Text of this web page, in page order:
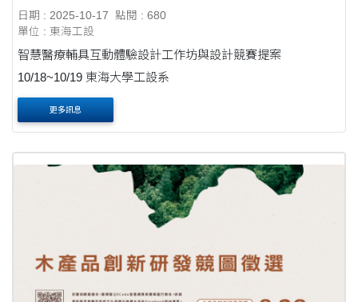
日期 : 2025-10-17
點閱 : 680
單位 : 東海工設
智慧醫療輔具互動體驗設計工作坊與設計競賽提案
10/18~10/19 東海大學工設系
更多訊息